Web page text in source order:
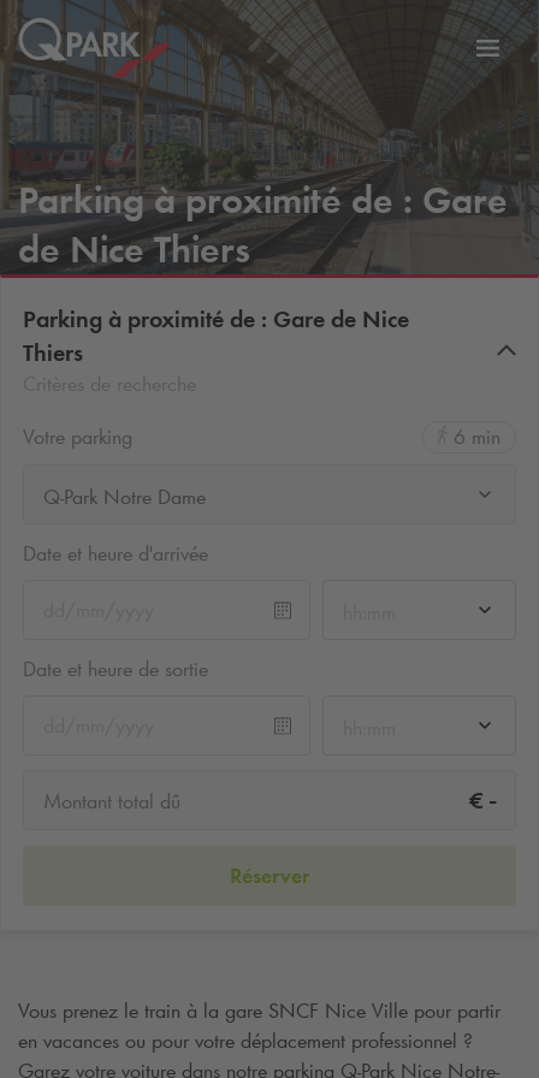
Parking à proximité de : Gare
de Nice Thiers
Parking à proximité de : Gare de Nice
Thiers
Votre parking
6 min
Q-Park Notre Dame
Date et heure d'arrivée
Date et heure de sortie
Montant total dû € -
Réserver
Vous prenez le train à la gare SNCF Nice Ville pour partir
en vacances ou pour votre déplacement professionnel ?
Garez votre voiture dans notre parking Q-Park Nice Notre-